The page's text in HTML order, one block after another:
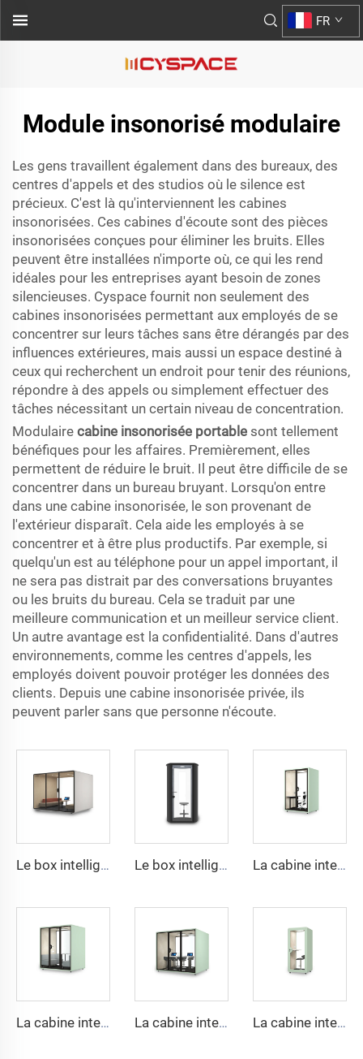
FR
Module insonorisé modulaire
Les gens travaillent également dans des bureaux, des
centres d'appels et des studios où le silence est
précieux. C'est là qu'interviennent les cabines
insonorisées. Ces cabines d'écoute sont des pièces
insonorisées conçues pour éliminer les bruits. Elles
peuvent être installées n'importe où, ce qui les rend
idéales pour les entreprises ayant besoin de zones
silencieuses. Cyspace fournit non seulement des
cabines insonorisées permettant aux employés de se
concentrer sur leurs tâches sans être dérangés par des
influences extérieures, mais aussi un espace destiné à
ceux qui recherchent un endroit pour tenir des réunions,
répondre à des appels ou simplement effectuer des
tâches nécessitant un certain niveau de concentration.
Modulaire cabine insonorisée portable sont tellement
bénéfiques pour les affaires. Premièrement, elles
permettent de réduire le bruit. Il peut être difficile de se
concentrer dans un bureau bruyant. Lorsqu'on entre
dans une cabine insonorisée, le son provenant de
l'extérieur disparaît. Cela aide les employés à se
concentrer et à être plus productifs. Par exemple, si
quelqu'un est au téléphone pour un appel important, il
ne sera pas distrait par des conversations bruyantes
ou les bruits du bureau. Cela se traduit par une
meilleure communication et un meilleur service client.
Un autre avantage est la confidentialité. Dans d'autres
environnements, comme les centres d'appels, les
employés doivent pouvoir protéger les données des
clients. Depuis une cabine insonorisée privée, ils
peuvent parler sans que personne n'écoute.
Le box intelligent et insonorisé pour 8 personnes - série Cyspace S Le box intelligent et insonorisé pour 1 personne - série Cyspace B La cabine intelligente et insonorisée pour 2 personnes - série Cyspace X
La cabine intelligente et insonorisée pour 4 personnes - série Cyspace X La cabine intelligente et insonorisée pour 6 personnes - série Cyspace X La cabine intelligente et insonorisée pour 1 personne - série Cyspace X